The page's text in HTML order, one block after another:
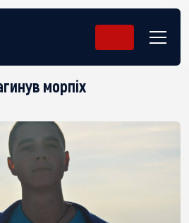
морпіх